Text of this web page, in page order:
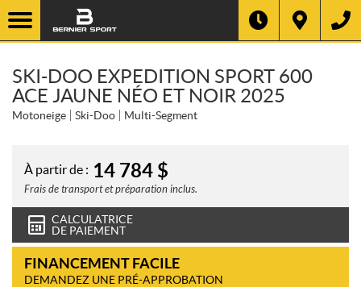
SKI-DOO EXPEDITION SPORT 600
ACE JAUNE NÉO ET NOIR 2025
Motoneige Ski-Doo Multi-Segment
À partir de : 14 784 $
Frais de transport et préparation inclus.
CALCULATRICE
DE PAIEMENT
FINANCEMENT FACILE
DEMANDEZ UNE PRÉ-APPROBATION